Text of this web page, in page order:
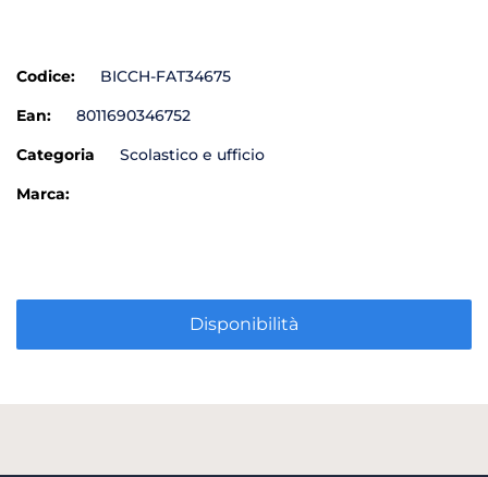
Codice:
BICCH-FAT34675
Ean:
8011690346752
Categoria
Scolastico e ufficio
Marca:
Disponibilità